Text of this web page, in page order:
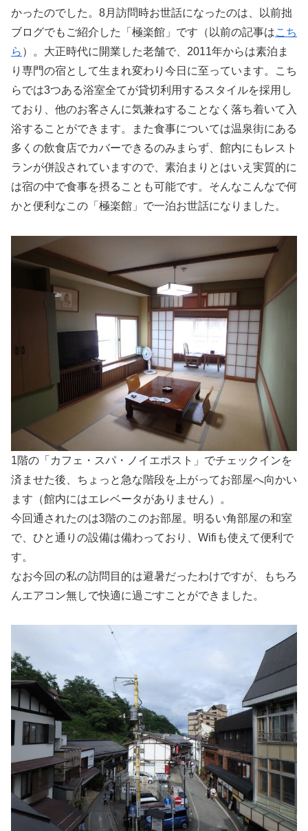
かったのでした。8月訪問時お世話になったのは、以前拙
ブログでもご紹介した「極楽館」です（以前の記事はこち
ら ）。大正時代に開業した老舗で、2011年からは素泊ま
り専門の宿として生まれ変わり今日に至っています。こち
らでは3つある浴室全てが貸切利用するスタイルを採用し
ており、他のお客さんに気兼ねすることなく落ち着いて入
浴することができます。また食事については温泉街にある
多くの飲食店でカバーできるのみまらず、館内にもレスト
ランが併設されていますので、素泊まりとはいえ実質的に
は宿の中で食事を摂ることも可能です。そんなこんなで何
かと便利なこの「極楽館」で一泊お世話になりました。
1階の「カフェ・スパ・ノイエポスト」でチェックインを
済ませた後、ちょっと急な階段を上がってお部屋へ向かい
ます（館内にはエレベータがありません）。
今回通されたのは3階のこのお部屋。明るい角部屋の和室
で、ひと通りの設備は備わっており、Wifiも使えて便利で
す。
なお今回の私の訪問目的は避暑だったわけですが、もちろ
んエアコン無しで快適に過ごすことができました。